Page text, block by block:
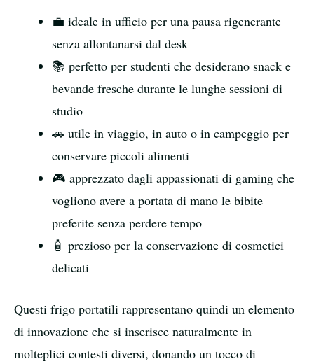
💼 ideale in ufficio per una pausa rigenerante
senza allontanarsi dal desk
📚 perfetto per studenti che desiderano snack e
bevande fresche durante le lunghe sessioni di
studio
🚗 utile in viaggio, in auto o in campeggio per
conservare piccoli alimenti
🎮 apprezzato dagli appassionati di gaming che
vogliono avere a portata di mano le bibite
preferite senza perdere tempo
🧴 prezioso per la conservazione di cosmetici
delicati
Questi frigo portatili rappresentano quindi un elemento
di innovazione che si inserisce naturalmente in
molteplici contesti diversi, donando un tocco di